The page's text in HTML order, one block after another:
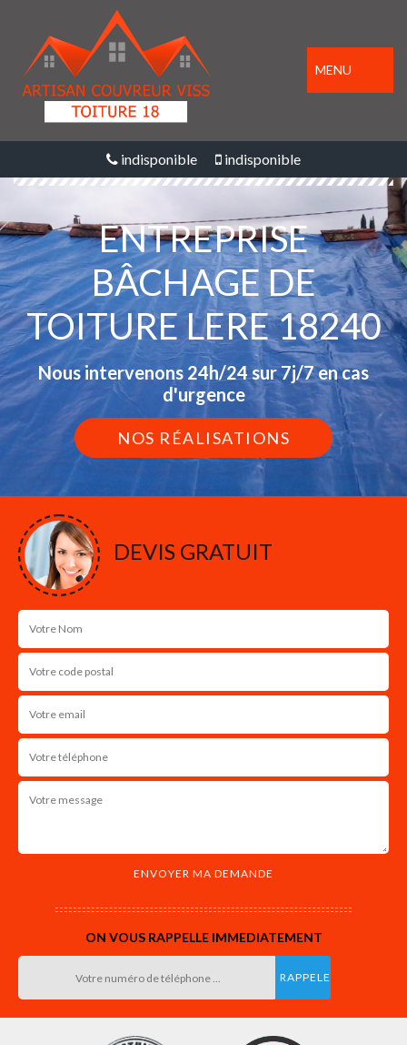
MENU
indisponible indisponible
ENTREPRISE
BÂCHAGE DE
TOITURE LERE 18240
Nous intervenons 24h/24 sur 7j/7 en cas
d'urgence
NOS RÉALISATIONS
DEVIS GRATUIT
ON VOUS RAPPELLE IMMEDIATEMENT